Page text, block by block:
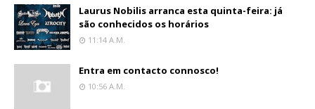
Laurus Nobilis arranca esta quinta-feira: já
são conhecidos os horários
11:14 A.m.
Entra em contacto connosco!
10:56 A.m.